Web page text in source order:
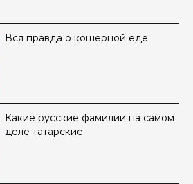
Вся правда о кошерной еде
Какие русские фамилии на самом
деле татарские